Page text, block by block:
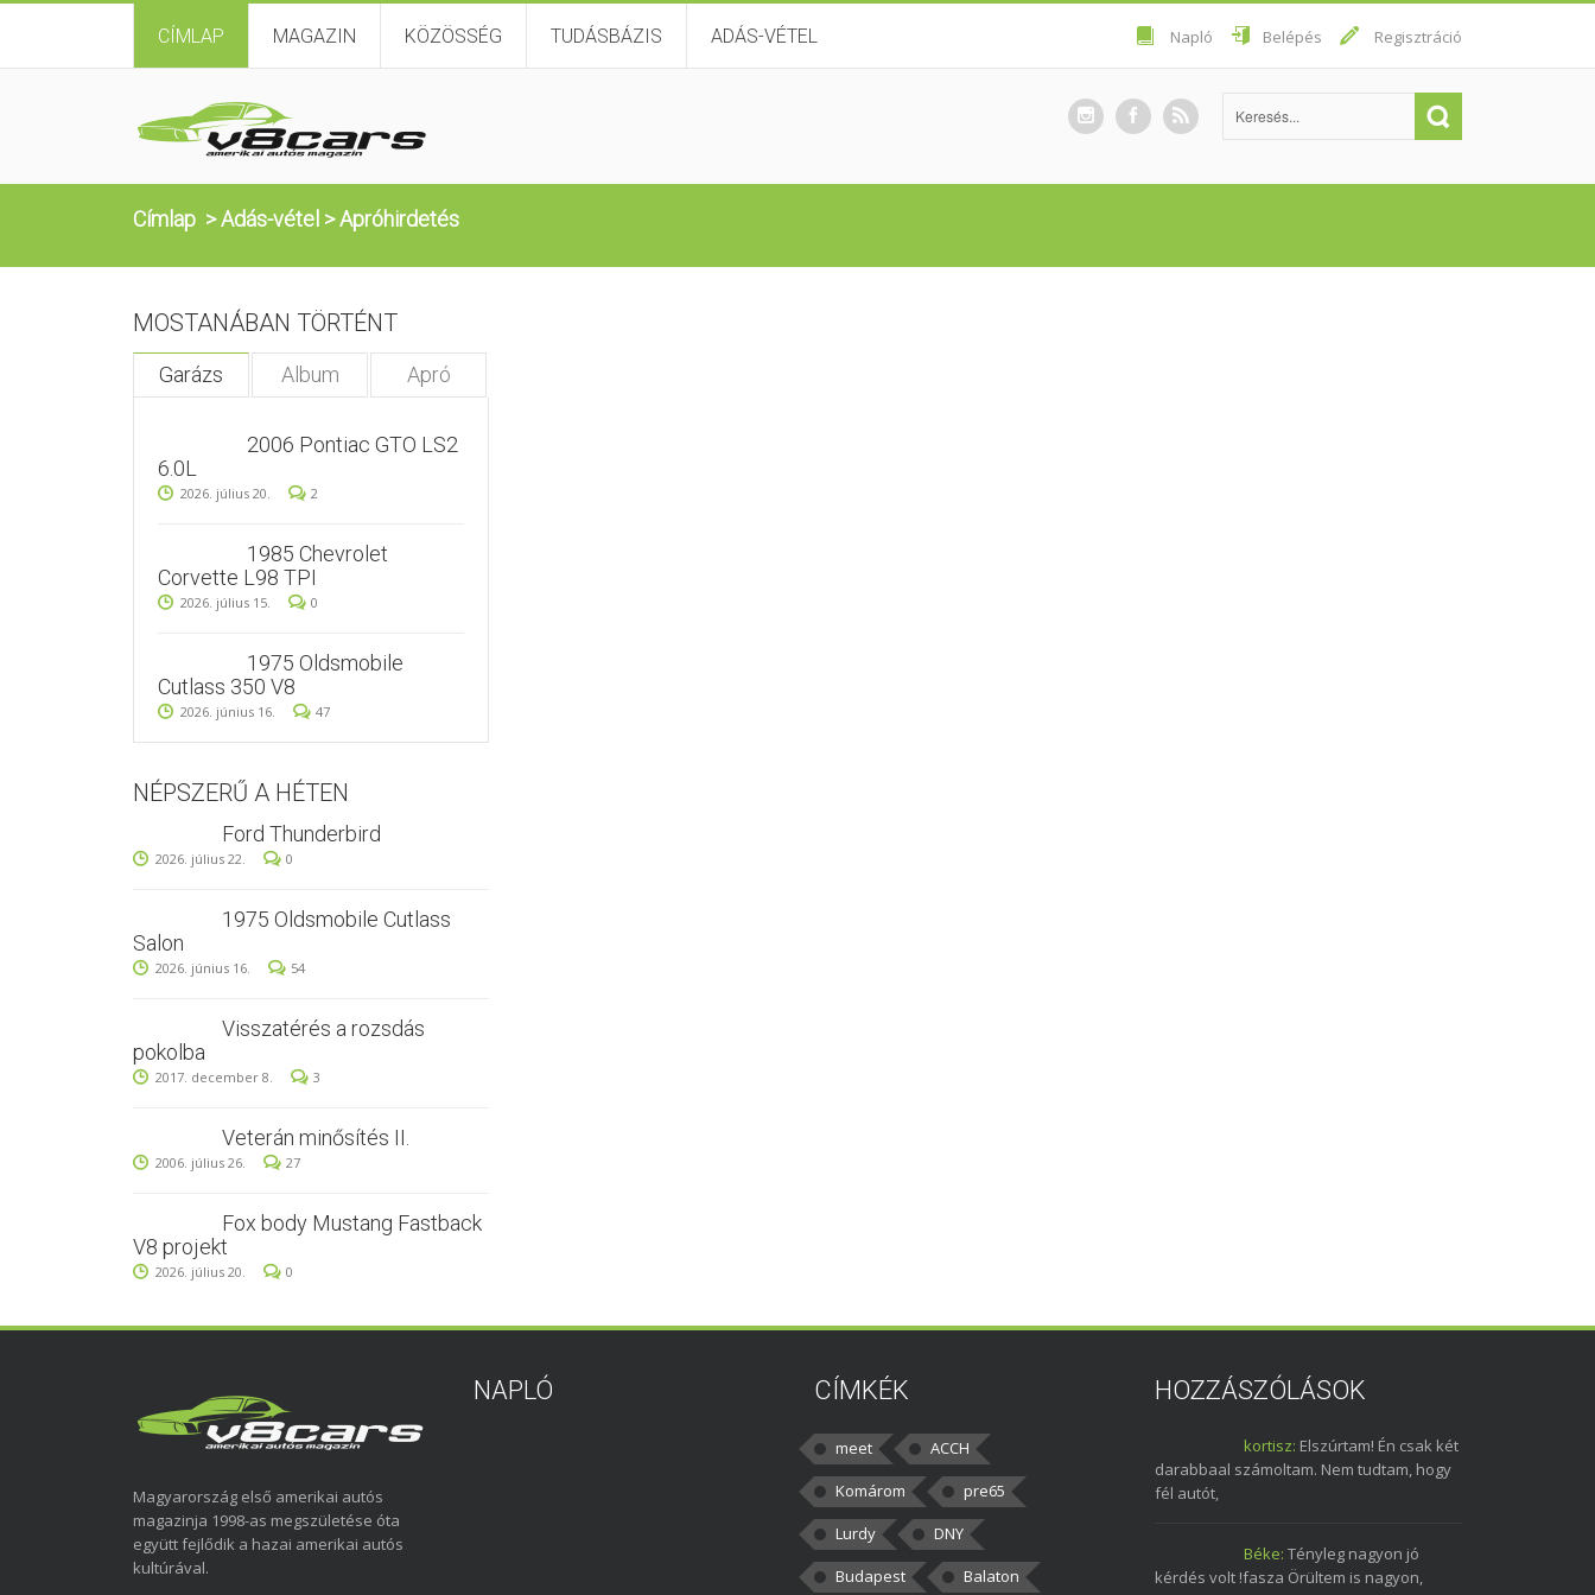
CÍMLAP MAGAZIN KÖZÖSSÉG TUDÁSBÁZIS ADÁS-VÉTEL Napló Belépés Regisztráció
Címlap >Adás-vétel >Apróhirdetés
MOSTANÁBAN TÖRTÉNT
Garázs Album Apró
2006 Pontiac GTO LS2
6.0L
2026. július 20. 2
1985 Chevrolet
Corvette L98 TPI
2026. július 15. 0
1975 Oldsmobile
Cutlass 350 V8
2026. június 16. 47
NÉPSZERŰ A HÉTEN
Ford Thunderbird
2026. július 22. 0
1975 Oldsmobile Cutlass
Salon
2026. június 16. 54
Visszatérés a rozsdás
pokolba
2017. december 8. 3
Veterán minősítés II.
2006. július 26. 27
Fox body Mustang Fastback
V8 projekt
2026. július 20. 0
Magyarország első amerikai autós
magazinja 1998-as megszületése óta
együtt fejlődik a hazai amerikai autós
kultúrával.
NAPLÓ CÍMKÉK
meet
ACCH
Komárom
pre65
Lurdy
DNY
Budapest
Balaton
HOZZÁSZÓLÁSOK
kortisz: Elszúrtam! Én csak két
darabbaal számoltam. Nem tudtam, hogy
fél autót,
Béke: Tényleg nagyon jó
kérdés volt !fasza Örültem is nagyon,